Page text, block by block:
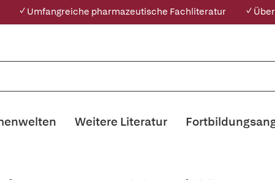
✓ Umfangreiche pharmazeutische Fachliteratur ✓
Weitere Literatur